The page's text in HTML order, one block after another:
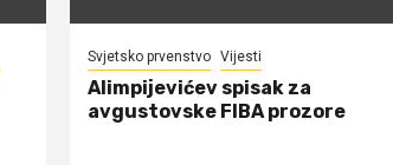
Svjetsko prvenstvo Vijesti
Alimpijevićev spisak za
avgustovske FIBA prozore